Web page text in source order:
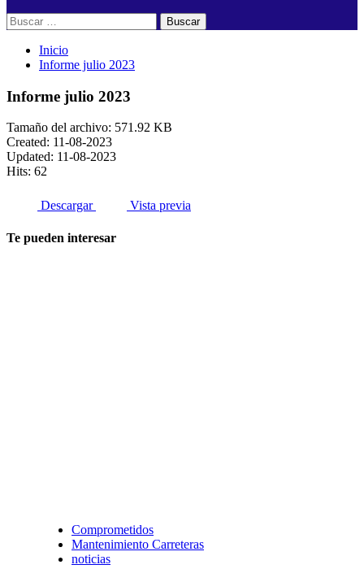
Buscar:
Inicio
Informe julio 2023
Informe julio 2023
Tamaño del archivo: 571.92 KB
Created: 11-08-2023
Updated: 11-08-2023
Hits: 62
Descargar Vista previa
Te pueden interesar
Comprometidos
Mantenimiento Carreteras
noticias